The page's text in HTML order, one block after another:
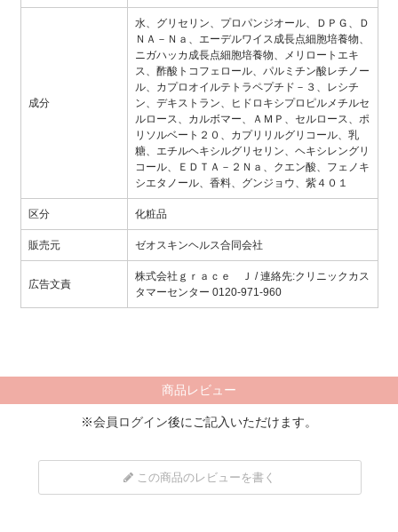
成分
水、グリセリン、プロパンジオール、ＤＰＧ、Ｄ
ＮＡ－Ｎａ、エーデルワイス成長点細胞培養物、
ニガハッカ成長点細胞培養物、メリロートエキ
ス、酢酸トコフェロール、パルミチン酸レチノー
ル、カプロオイルテトラペプチド－３、レシチ
ン、デキストラン、ヒドロキシプロピルメチルセ
ルロース、カルボマー、ＡＭＰ、セルロース、ポ
リソルベート２０、カプリリルグリコール、乳
糖、エチルヘキシルグリセリン、ヘキシレングリ
コール、ＥＤＴＡ－２Ｎａ、クエン酸、フェノキ
シエタノール、香料、グンジョウ、紫４０１
区分 化粧品
販売元 ゼオスキンヘルス合同会社
広告文責
株式会社ｇｒａｃｅ Ｊ / 連絡先:クリニックカス
タマーセンター 0120-971-960
商品レビュー
※会員ログイン後にご記入いただけます。
この商品のレビューを書く